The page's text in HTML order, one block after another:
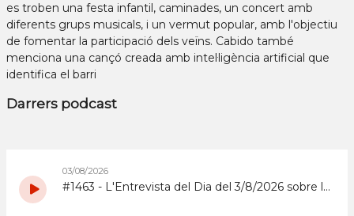
es troben una festa infantil, caminades, un concert amb
diferents grups musicals, i un vermut popular, amb l'objectiu
de fomentar la participació dels veïns. Cabido també
menciona una cançó creada amb intel·ligència artificial que
identifica el barri
Darrers podcast
03/08/2026
#1463 - L'Entrevista del Dia del 3/8/2026 sobre la Copa d'Espanya de Superenduro a Abrera